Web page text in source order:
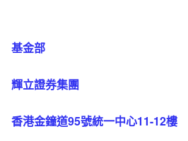
基金部
輝立證券集團
香港金鐘道95號統一中心11-12樓